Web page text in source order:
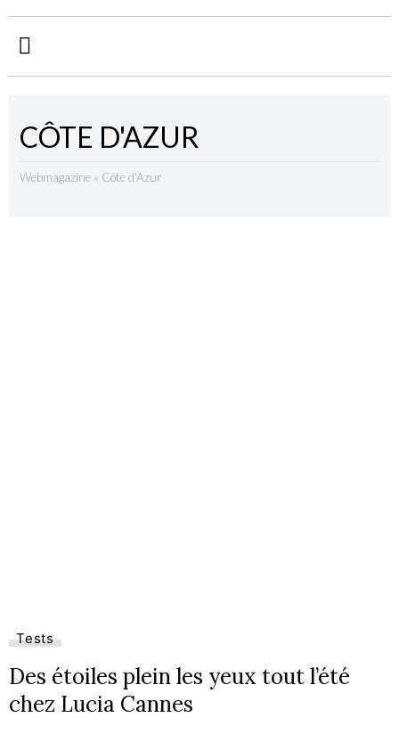
Tests
Des étoiles plein les yeux tout l’été
chez Lucia Cannes
CÔTE D'AZUR
Webmagazine » Côte d'Azur